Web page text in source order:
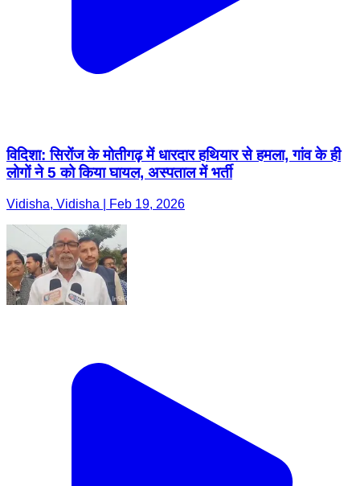
विदिशा: सिरोंज के मोतीगढ़ में धारदार हथियार से हमला, गांव के ही
लोगों ने 5 को किया घायल, अस्पताल में भर्ती
Vidisha, Vidisha | Feb 19, 2026